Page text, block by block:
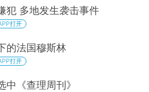
犯 多地发生袭击事件
打开
的法国穆斯林
打开
中《查理周刊》